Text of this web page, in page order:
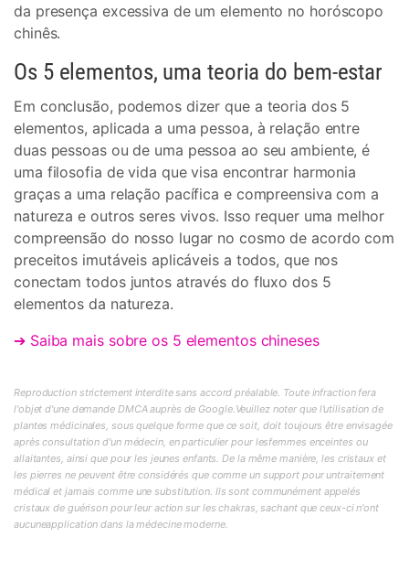
da presença excessiva de um elemento no horóscopo
chinês.
Os 5 elementos, uma teoria do bem-estar
Em conclusão, podemos dizer que a teoria dos 5
elementos, aplicada a uma pessoa, à relação entre
duas pessoas ou de uma pessoa ao seu ambiente, é
uma filosofia de vida que visa encontrar harmonia
graças a uma relação pacífica e compreensiva com a
natureza e outros seres vivos. Isso requer uma melhor
compreensão do nosso lugar no cosmo de acordo com
preceitos imutáveis aplicáveis a todos, que nos
conectam todos juntos através do fluxo dos 5
elementos da natureza.
➔ Saiba mais sobre os 5 elementos chineses
Reproduction strictement interdite sans accord préalable. Toute infraction fera
l'objet d'une demande DMCA auprès de Google.Veuillez noter que l'utilisation de
plantes médicinales, sous quelque forme que ce soit, doit toujours être envisagée
après consultation d'un médecin, en particulier pour lesfemmes enceintes ou
allaitantes, ainsi que pour les jeunes enfants. De la même manière, les cristaux et
les pierres ne peuvent être considérés que comme un support pour untraitement
médical et jamais comme une substitution. Ils sont communément appelés
cristaux de guérison pour leur action sur les chakras, sachant que ceux-ci n'ont
aucuneapplication dans la médecine moderne.